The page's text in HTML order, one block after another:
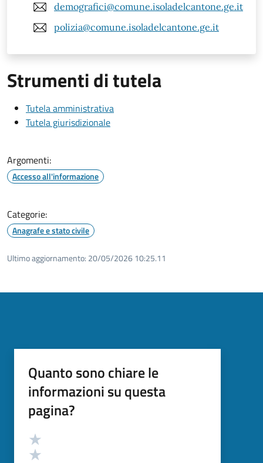
demografici@comune.isoladelcantone.ge.it
polizia@comune.isoladelcantone.ge.it
Strumenti di tutela
Tutela amministrativa
Tutela giurisdizionale
Argomenti:
Accesso all'informazione
Categorie:
Anagrafe e stato civile
Ultimo aggiornamento: 20/05/2026 10:25.11
Quanto sono chiare le
informazioni su questa
pagina?
Valutazione